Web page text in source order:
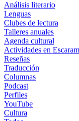
Análisis literario
Lenguas
Clubes de lectura
Talleres anuales
Agenda cultural
Actividades en
Reseñas
Traducción
Columnas
Podcast
Perfiles
YouTube
Cultura